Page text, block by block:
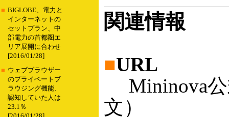
■ BIGLOBE、電力と
インターネットの
セットプラン、中
部電力の首都圏エ
リア展開に合わせ
[2016/01/28]
■ ウェブブラウザー
のプライベートブ
ラウジング機能、
認知していた人は
23.1％
関連情報
■URL
Mininova公
文）